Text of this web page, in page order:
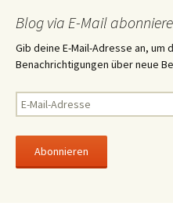
n
n
a
h
Blog via E-Mail
Gib deine E-Mail-Adresse an, um
Benachrichtigungen über neue
-
M
i